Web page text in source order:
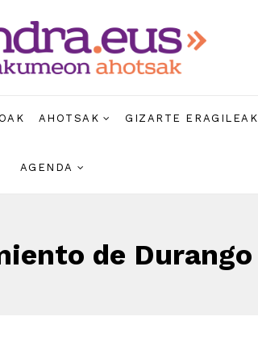
AHOTSAK GIZARTE ERAGILEAK
AGENDA
de Durango